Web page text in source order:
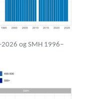
og SMH 1996–